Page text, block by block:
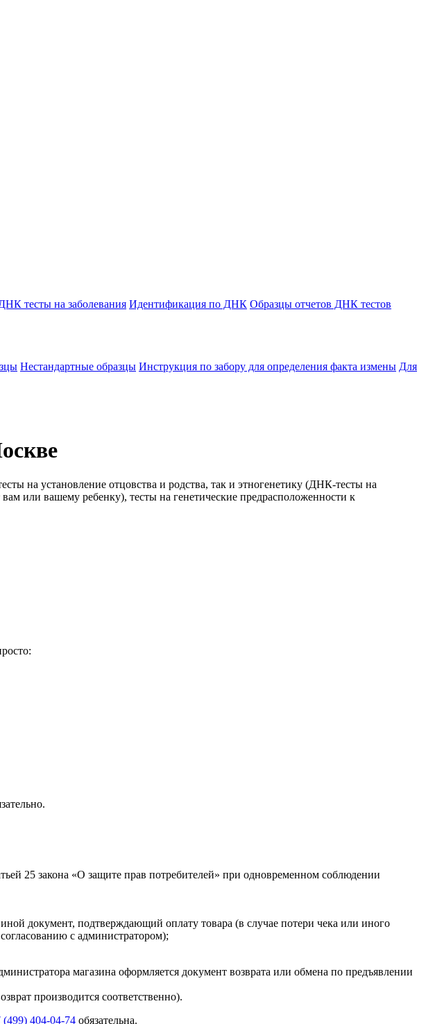
тесты на заболевания Идентификация по ДНК Образцы отчетов ДНК тестов
Нестандартные образцы Инструкция по забору для определения факта измены Для
на установление отцовства и родства, так и этногенетику (ДНК-тесты на
или вашему ребенку), тесты на генетические предрасположенности к
25 закона «О защите прав потребителей» при одновременном соблюдении
документ, подтверждающий оплату товара (в случае потери чека или иного
с администратором);
магазина оформляется документ возврата или обмена по предъявлении
производится соответственно).
(499) 404-04-74 обязательна.